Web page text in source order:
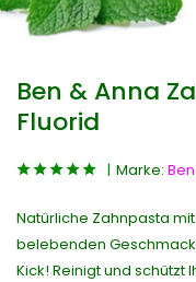
Ben & Anna
Fluorid
Marke:
Natürliche Zahnpasta
belebenden
Kick! Reinigt und schützt